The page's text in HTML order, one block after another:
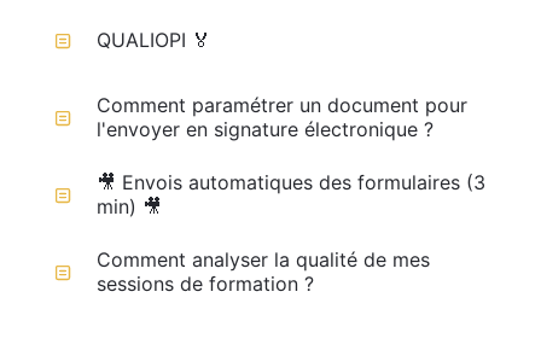
QUALIOPI 🏅
Comment paramétrer un document pour
l'envoyer en signature électronique ?
🎥 Envois automatiques des formulaires (3
min) 🎥
Comment analyser la qualité de mes
sessions de formation ?